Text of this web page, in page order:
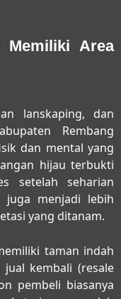
Memiliki Area
lanskaping, dan
Rembang
dan mental yang
hijau terbukti
setelah seharian
menjadi lebih
yang ditanam.
taman indah
kembali (resale
pembeli biasanya